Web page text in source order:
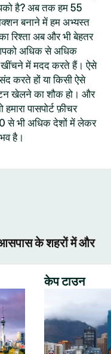
है? अब तक हम 55
बनाने में हम अभ्यस्त
रिश्ता अब और भी बेहतर
अधिक से अधिक
खींचने में मदद करते हैं। ऐसे
करते हों या किसी ऐसे
खेलने का शौक हो। और
पासपोर्ट फ़ीचर
से भी अधिक देशों में लेकर
है।
के शहरों में और
केप टाउन